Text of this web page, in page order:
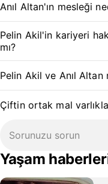
Anıl Altan'ın mesleği
Pelin Akil'in kariyeri
mı?
Pelin Akil ve Anıl Altan
Çiftin ortak mal
Yaşam